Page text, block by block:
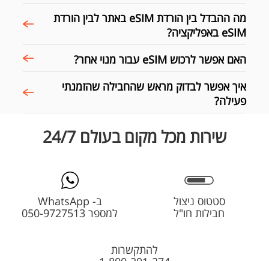
מה ההבדל בין הורדת eSIM באתר לבין הורדת
eSIM באפליקציה?
האם אפשר לרכוש eSIM עבור מנוי אחר?
איך אפשר לבדוק מראש שהחבילה שהזמנתי
פעילה?
שירות מכל מקום בעולם 24/7
סטטוס ניצול
חבילות חו"ל
ב- WhatsApp
למספר 050-9727513
להתקשרות